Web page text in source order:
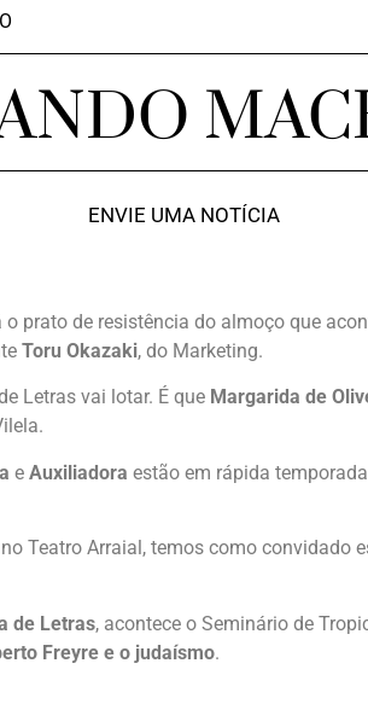
ENVIE UMA NOTÍCIA
o prato de resistência do almoço que
Toru Okazaki, do Marketing.
Letras vai lotar. É que Margarida de
e Auxiliadora estão em rápida
no Teatro Arraial, temos como convidado
de Letras, acontece o Seminário de
Freyre e o judaísmo.